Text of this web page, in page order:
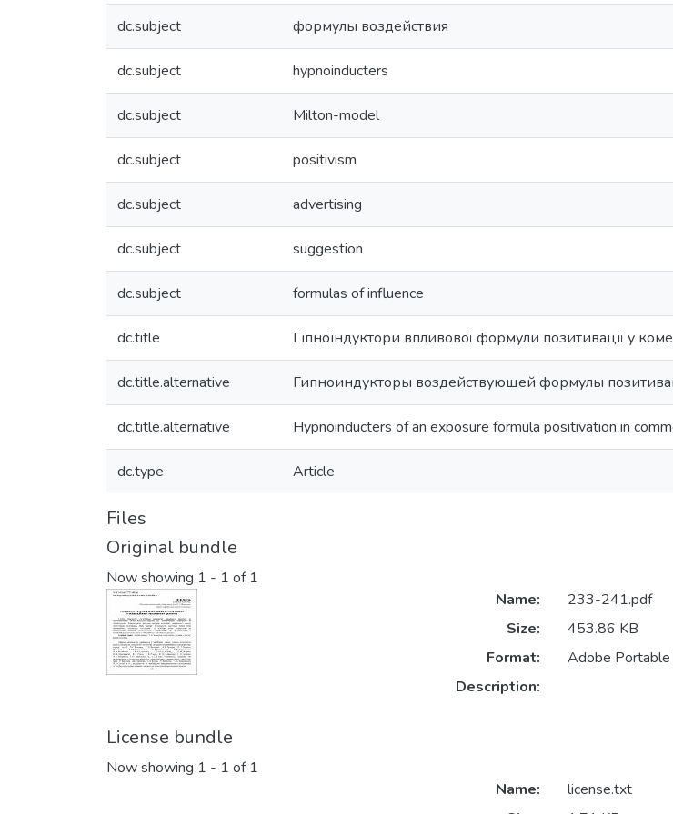
dc.subject формулы воздействия
dc.subject hypnoinducters
dc.subject Milton-model
dc.subject positivism
dc.subject advertising
dc.subject suggestion
dc.subject formulas of influence
dc.title Гіпноіндуктори впливової формули позитивації у
dc.title.alternative Гипноиндукторы воздействующей формулы
dc.title.alternative Hypnoinducters of an exposure formula positivation in
dc.type Article
Files
Original bundle
Now showing 1 - 1 of 1
Name:
233-241.pdf
Size:
453.86 KB
Format:
Adobe
Description:
License bundle
Now showing 1 - 1 of 1
Name:
license.txt